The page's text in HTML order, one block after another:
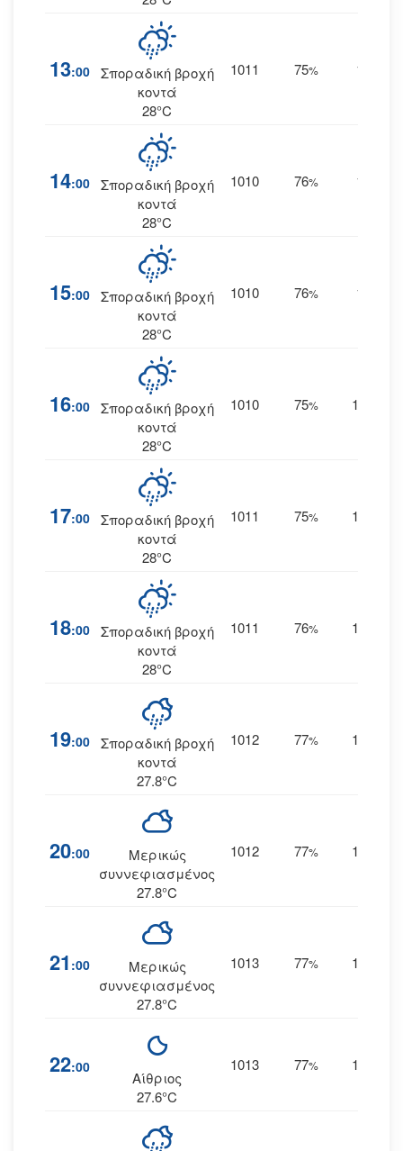
13:00 Σποραδική βροχή
κοντά
28°C
1011 75% 16
14:00 Σποραδική βροχή
κοντά
28°C
1010 76% 17
15:00 Σποραδική βροχή
κοντά
28°C
1010 76% 15
16:00 Σποραδική βροχή
κοντά
28°C
1010 75% 16
17:00 Σποραδική βροχή
κοντά
28°C
1011 75% 16
18:00 Σποραδική βροχή
κοντά
28°C
1011 76% 17
19:00 Σποραδική βροχή
κοντά
27.8°C
1012 77% 16
20:00
Μερικώς
συννεφιασμένος
27.8°C
1012 77% 16
21 :00
Μερικώς
συννεφιασμένος
27.8°C
1013 77% 15
22:00
Αίθριος
27.6°C
1013 77% 15